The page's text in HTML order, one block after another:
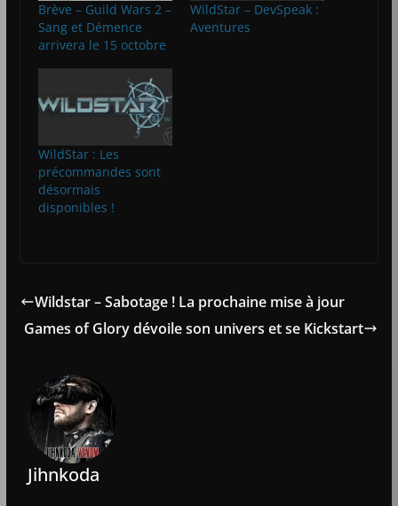
Brève – Guild Wars 2 –
Sang et Démence
arrivera le 15 octobre
WildStar – DevSpeak :
Aventures
WildStar : Les
précommandes sont
désormais
disponibles !
Wildstar – Sabotage ! La prochaine mise à jour
Games of Glory dévoile son univers et se Kickstart
Jihnkoda